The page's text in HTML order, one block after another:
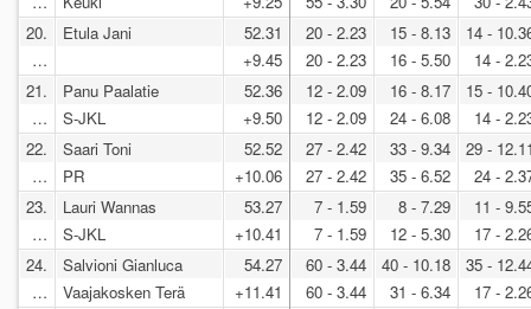
20.
…
Etula Jani
52.31
+9.45
20 - 2.23
20 - 2.23
15 - 8.13
16 - 5.50
14 -
14 -
21.
…
Panu Paalatie
S-JKL
52.36
+9.50
12 - 2.09
12 - 2.09
16 - 8.17
24 - 6.08
15 -
14 -
22.
…
Saari Toni
PR
52.52
+10.06
27 - 2.42
27 - 2.42
33 - 9.34
35 - 6.52
29 -
24 -
23.
…
Lauri Wannas
S-JKL
53.27
+10.41
7 - 1.59
7 - 1.59
8 - 7.29
12 - 5.30
11 -
17 -
24.
…
Salvioni Gianluca
Vaajakosken Terä
54.27
+11.41
60 - 3.44
60 - 3.44
40 - 10.18
31 - 6.34
35 -
17 -